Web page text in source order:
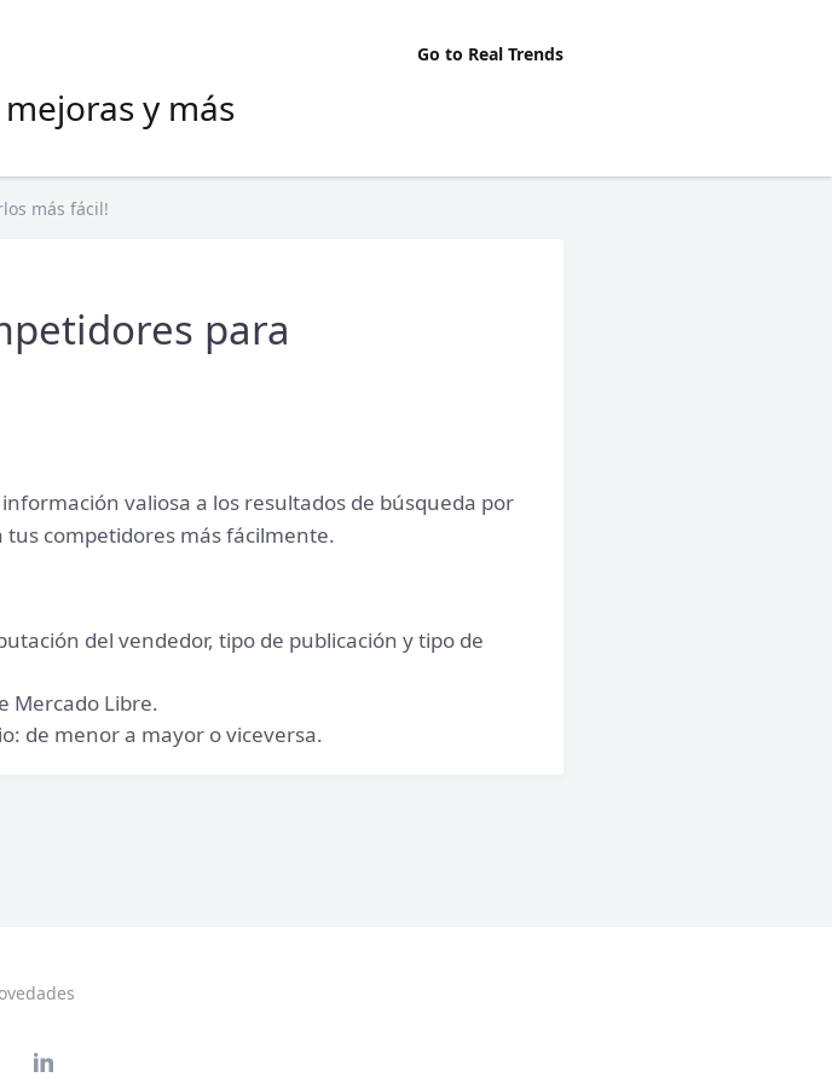
Go to Real Trends
y más
más fácil!
para
valiosa a los resultados de búsqueda por
competidores más fácilmente.
del vendedor, tipo de publicación y tipo de
Mercado Libre.
de menor a mayor o viceversa.